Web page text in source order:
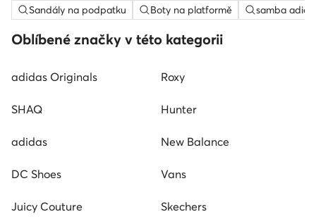
Sandály na podpatku Boty na platformě samba
Oblíbené značky v této kategorii
adidas Originals Roxy
SHAQ Hunter
adidas New Balance
DC Shoes Vans
Juicy Couture Skechers